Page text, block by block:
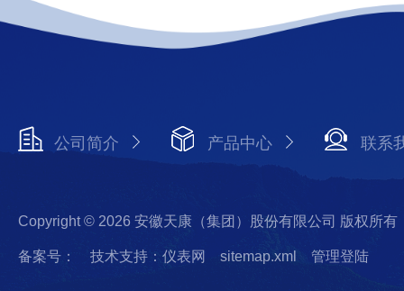
公司简介 产品中心 联系
Copyright © 2026 安徽天康（集团）股份有限公司 版权所有
备案号： 技术支持：仪表网 sitemap.xml 管理登陆